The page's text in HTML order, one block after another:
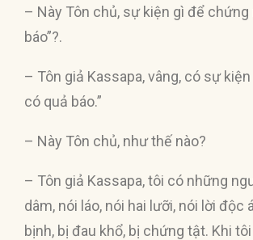
– Này Tôn chủ, sự kiện gì để
báo”?.
– Tôn giả Kassapa, vâng, có sự
có quả báo.”
– Này Tôn chủ, như thế nào?
– Tôn giả Kassapa, tôi có những
dâm, nói láo, nói hai lưỡi, nói lời
bịnh, bị đau khổ, bị chứng tật. Khi